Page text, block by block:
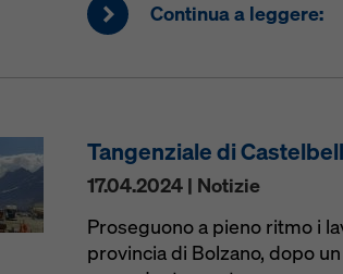
Continua a leggere:
Tangenziale di
17.04.2024 | Notizie
Proseguono a pieno ritmo i
provincia di Bolzano, dopo